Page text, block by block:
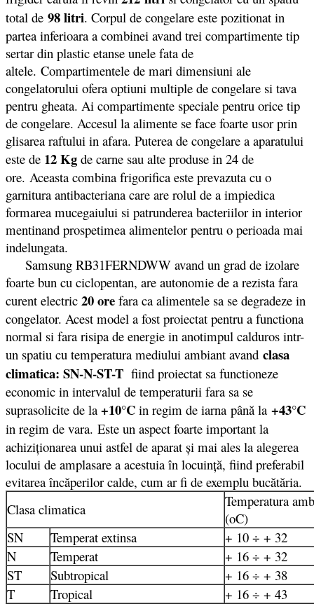
total de 98 litri. Corpul de congelare este pozitionat in
partea inferioara a combinei avand trei compartimente tip
sertar din plastic etanse unele fata de
altele. Compartimentele de mari dimensiuni ale
congelatorului ofera optiuni multiple de congelare si tava
pentru gheata. Ai compartimente speciale pentru orice tip
de congelare. Accesul la alimente se face foarte usor prin
glisarea raftului in afara. Puterea de congelare a aparatului
este de 12 Kg de carne sau alte produse in 24 de
ore. Aceasta combina frigorifica este prevazuta cu o
garnitura antibacteriana care are rolul de a impiedica
formarea mucegaiului si patrunderea bacteriilor in interior
mentinand prospetimea alimentelor pentru o perioada mai
indelungata.
Samsung RB31FERNDWW avand un grad de izolare
foarte bun cu ciclopentan, are autonomie de a rezista fara
curent electric 20 ore fara ca alimentele sa se degradeze in
congelator. Acest model a fost proiectat pentru a functiona
normal si fara risipa de energie in anotimpul calduros intr-
un spatiu cu temperatura mediului ambiant avand clasa
climatica: SN-N-ST-T fiind proiectat sa functioneze
economic in intervalul de temperaturii fara sa se
suprasolicite de la +10°C in regim de iarna până la +43°C
in regim de vara. Este un aspect foarte important la
achiziţionarea unui astfel de aparat şi mai ales la alegerea
locului de amplasare a acestuia în locuinţă, fiind preferabil
evitarea încăperilor calde, cum ar fi de exemplu bucătăria.
Clasa climatica
Temperatura
(oC)
SN
Temperat extinsa
+ 10 ÷ + 32
N
Temperat
+ 16 ÷ + 32
ST
Subtropical
+ 16 ÷ + 38
T
Tropical
+ 16 ÷ + 43